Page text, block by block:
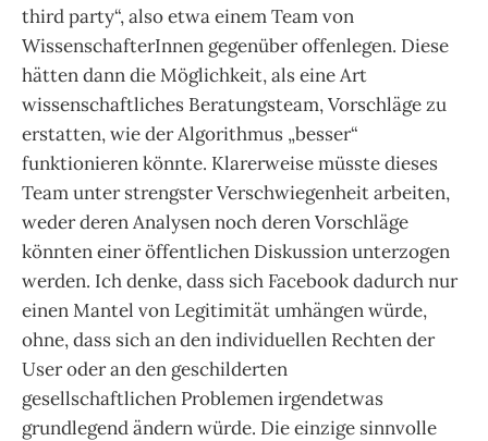
third party“, also etwa einem Team von
WissenschafterInnen gegenüber offenlegen. Diese
hätten dann die Möglichkeit, als eine Art
wissenschaftliches Beratungsteam, Vorschläge zu
erstatten, wie der Algorithmus „besser“
funktionieren könnte. Klarerweise müsste dieses
Team unter strengster Verschwiegenheit arbeiten,
weder deren Analysen noch deren Vorschläge
könnten einer öffentlichen Diskussion unterzogen
werden. Ich denke, dass sich Facebook dadurch nur
einen Mantel von Legitimität umhängen würde,
ohne, dass sich an den individuellen Rechten der
User oder an den geschilderten
gesellschaftlichen Problemen irgendetwas
grundlegend ändern würde. Die einzige sinnvolle